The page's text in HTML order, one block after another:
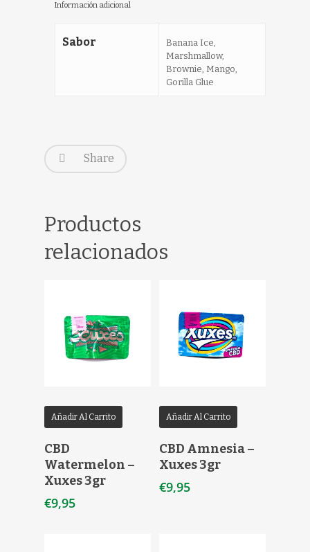
Información adicional
Sabor
Banana Ice,
Marshmallow,
Brownie, Mango,
Gorilla Glue
Share
Productos
relacionados
Añadir Al Carrito
CBD
Watermelon –
Xuxes 3gr
€9,95
Añadir Al Carrito
CBD Amnesia –
Xuxes 3gr
€9,95